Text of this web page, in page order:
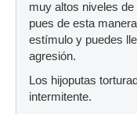
muy altos niveles
pues de esta
estímulo y puedes
agresión.
Los hijoputas
intermitente.